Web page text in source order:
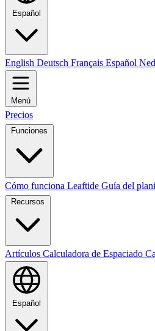
Español
English Deutsch Français Español
Menú
Precios
Funciones
Cómo funciona Leaftide Guía del
Recursos
Artículos Calculadora de Espaciado
Español